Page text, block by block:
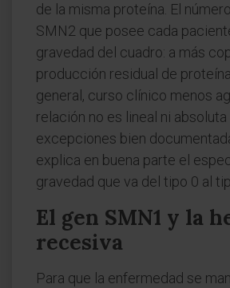
de la misma proteína. El
SMN2 que posee cada
gravedad del cuadro: a más
producción residual de
general, curso clínico menos
relación no es lineal ni absoluta
excepciones bien
explica en buena parte el
gravedad que va del tipo 0 al
El gen SMN1 y la
recesiva
Para que la enfermedad se